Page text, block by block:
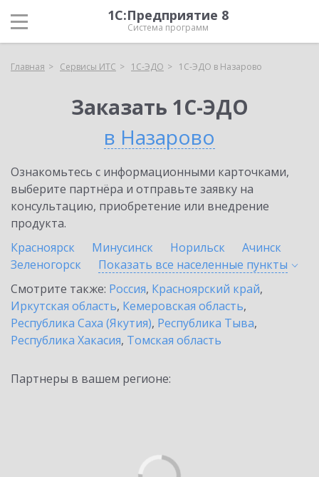
1С:Предприятие 8
Система программ
Главная Сервисы ИТС 1С-ЭДО 1С-ЭДО в Назарово
Заказать 1С-ЭДО
в Назарово
Ознакомьтесь с информационными карточками,
выберите партнёра и отправьте заявку на
консультацию, приобретение или внедрение
продукта.
Красноярск
Минусинск Норильск
Ачинск
Зеленогорск
Показать все населенные пункты
Смотрите также: Россия, Красноярский край,
Иркутская область, Кемеровская область,
Республика Саха (Якутия), Республика Тыва,
Республика Хакасия, Томская область
Партнеры в вашем регионе: